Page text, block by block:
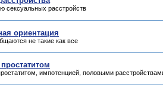
сексуальных расстройств
ориентация
не такие как все
импотенцией, половыми